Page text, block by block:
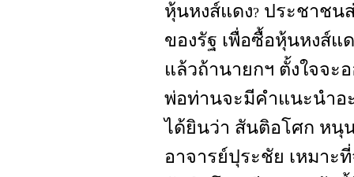
หุ้นหงส์แดง? ประชาชน
ของรัฐ เพื่อซื้อหุ้นหงส์แ
แล้วถ้านายกฯ ตั้งใจจะ
พ่อท่านจะมีคำแนะนำอ
ได้ยินว่า สันติอโศก หนุ
อาจารย์ปุระชัย เหมาะ